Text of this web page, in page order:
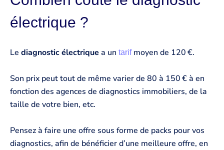
électrique ?
Le diagnostic électrique a un tarifmoyen de 120 €.
Son prix peut tout de même varier de 80 à 150 € à en
fonction des agences de diagnostics immobiliers, de la
taille de votre bien, etc.
Pensez à faire une offre sous forme de packs pour vos
diagnostics, afin de bénéficier d’une meilleure offre, en